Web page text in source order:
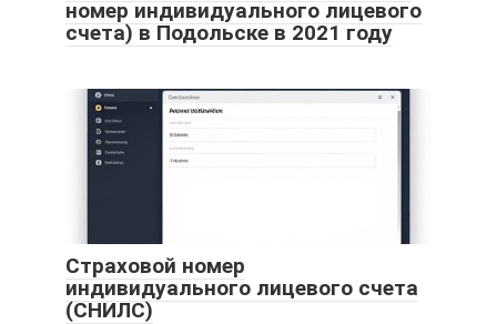
номер индивидуального лицевого
счета) в Подольске в 2021 году
Страховой номер
индивидуального лицевого счета
(СНИЛС)